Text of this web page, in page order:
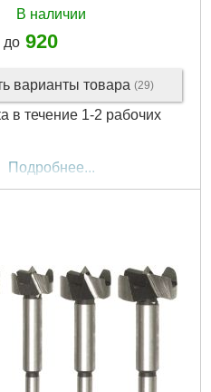
В наличии
до 920
варианты товара (29)
в течение 1-2 рабочих
Подробнее...